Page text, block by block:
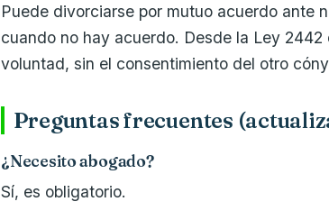
Puede divorciarse por mutuo acuerdo ante
cuando no hay acuerdo. Desde la Ley
voluntad, sin el consentimiento del otro
Preguntas frecuentes
¿Necesito abogado?
Sí, es obligatorio.